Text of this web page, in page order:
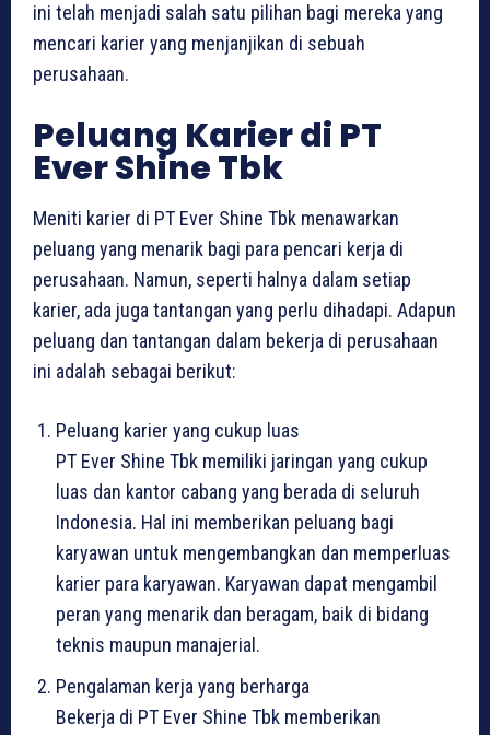
ini telah menjadi salah satu pilihan bagi mereka yang
mencari karier yang menjanjikan di sebuah
perusahaan.
Peluang Karier di PT
Ever Shine Tbk
Meniti karier di PT Ever Shine Tbk menawarkan
peluang yang menarik bagi para pencari kerja di
perusahaan. Namun, seperti halnya dalam setiap
karier, ada juga tantangan yang perlu dihadapi. Adapun
peluang dan tantangan dalam bekerja di perusahaan
ini adalah sebagai berikut:
Peluang karier yang cukup luas
PT Ever Shine Tbk memiliki jaringan yang cukup
luas dan kantor cabang yang berada di seluruh
Indonesia. Hal ini memberikan peluang bagi
karyawan untuk mengembangkan dan memperluas
karier para karyawan. Karyawan dapat mengambil
peran yang menarik dan beragam, baik di bidang
teknis maupun manajerial.
Pengalaman kerja yang berharga
Bekerja di PT Ever Shine Tbk memberikan